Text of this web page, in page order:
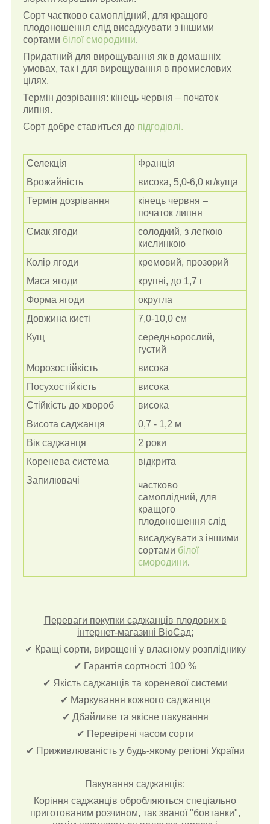
Сорт частково самоплідний, для кращого
плодоношення слід висаджувати з іншими
сортами білої смородини.
Придатний для вирощування як в домашніх
умовах, так і для вирощування в промислових
цілях.
Термін дозрівання: кінець червня – початок
липня.
Сорт добре ставиться до підгодівлі.
Селекція
Франція
Врожайність
висока, 5,0-6,0 кг/куща
Термін дозрівання
кінець червня –
початок липня
Смак ягоди
солодкий, з легкою
кислинкою
Колір ягоди
кремовий, прозорий
Маса ягоди
крупні, до 1,7 г
Форма ягоди
округла
Довжина кисті
7,0-10,0 см
Кущ
середньорослий,
густий
Морозостійкість
висока
Посухостійкість
висока
Стійкість до хвороб
висока
Висота саджанця
0,7 - 1,2 м
Вік саджанця
2 роки
Коренева система
відкрита
Запилювачі
частково
самоплідний, для
кращого
плодоношення слід
висаджувати з іншими
сортами білої
смородини.
Переваги покупки саджанців плодових в
інтернет-магазині ВіоСад:
✔ Кращі сорти, вирощені у власному розпліднику
✔ Гарантія сортності 100 %
✔ Якість саджанців та кореневої системи
✔ Маркування кожного саджанця
✔ Дбайливе та якісне пакування
✔ Перевірені часом сорти
✔ Приживлюваність у будь-якому регіоні України
Пакування саджанців:
Коріння саджанців обробляються спеціально
приготованим розчином, так званої "бовтанки",